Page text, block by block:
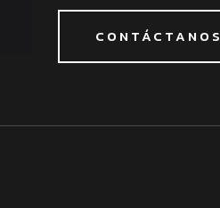
CONTÁCTANOS